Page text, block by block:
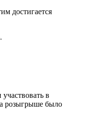
достигается
в
розыгрыше было